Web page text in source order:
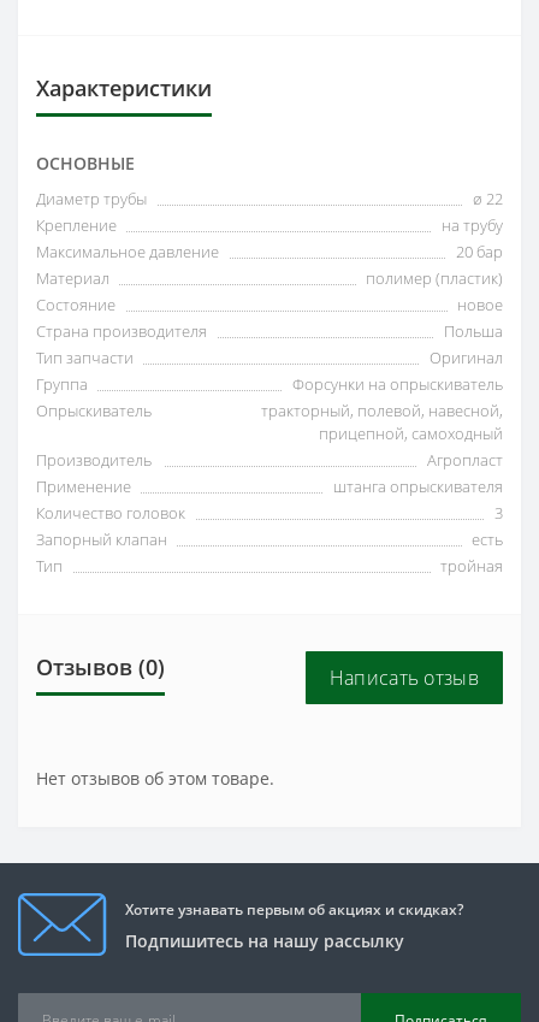
Характеристики
ОСНОВНЫЕ
Диаметр трубы
ø 22
Крепление
на трубу
Максимальное давление
20 бар
Материал
полимер (пластик)
Состояние
новое
Страна производителя
Польша
Тип запчасти
Оригинал
Группа
Форсунки на опрыскиватель
Опрыскиватель
тракторный, полевой, навесной,
прицепной, самоходный
Производитель
Агропласт
Применение
штанга опрыскивателя
Количество головок
3
Запорный клапан
есть
Тип
тройная
Отзывов (0) Написать отзыв
Нет отзывов об этом товаре.
Хотите узнавать первым об акциях и скидках?
Подпишитесь на нашу рассылку